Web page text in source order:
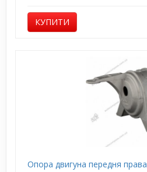
КУПИТИ
Опора двигуна передня права